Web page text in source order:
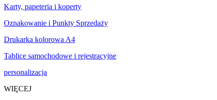
Karty, papeteria i koperty
Oznakowanie i Punkty Sprzedaży
Drukarka kolorowa A4
Tablice samochodowe i rejestracyjne
personalizacja
WIĘCEJ